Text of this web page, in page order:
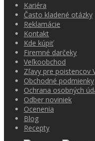
Kariéra
Často kladené otázky
Reklamácie
Kontakt
Kde kúpiť
Firemné darčeky
Veľkoobchod
Zľavy pre poistencov
Obchodné podmienky
Ochrana osobných
Odber noviniek
Ocenenia
Blog
Recepty